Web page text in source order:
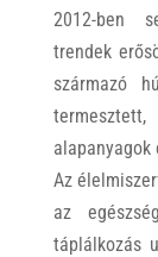
2012-ben
trendek
származó
Az
az
táplálkozás